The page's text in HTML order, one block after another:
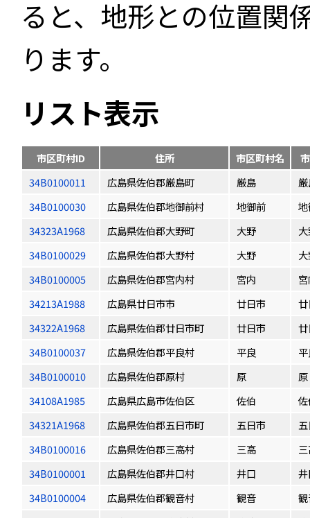
ると、地形との位置関
ります。
リスト表示
市区町村ID 住所 市区町村名
34B0100011
広島県佐伯郡厳島町 厳島
34B0100030
広島県佐伯郡地御前村 地御前
34323A1968
広島県佐伯郡大野町 大野
34B0100029
広島県佐伯郡大野村 大野
34B0100005
広島県佐伯郡宮内村 宮内
34213A1988
広島県廿日市市 廿日市
34322A1968
広島県佐伯郡廿日市町 廿日市
34B0100037
広島県佐伯郡平良村 平良
34B0100010
広島県佐伯郡原村 原
原
34108A1985
広島県広島市佐伯区 佐伯
34321A1968
広島県佐伯郡五日市町 五日市
34B0100016
広島県佐伯郡三高村 三高
34B0100001
広島県佐伯郡井口村 井口
34B0100004
広島県佐伯郡観音村 観音